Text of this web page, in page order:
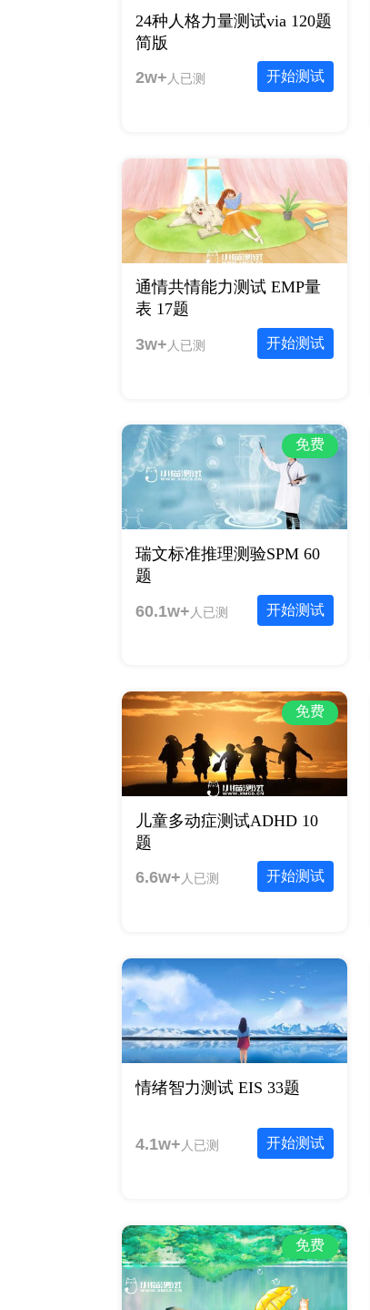
24种人格力量测试via 120题
简版
开始测试
2w+ 人已测
通情共情能力测试 EMP量
表 17题
开始测试
3w+ 人已测
免费
瑞文标准推理测验SPM 60
题
开始测试
60.1w+ 人已测
免费
儿童多动症测试ADHD 10
题
开始测试
6.6w+ 人已测
情绪智力测试 EIS 33题
开始测试
4.1w+ 人已测
免费